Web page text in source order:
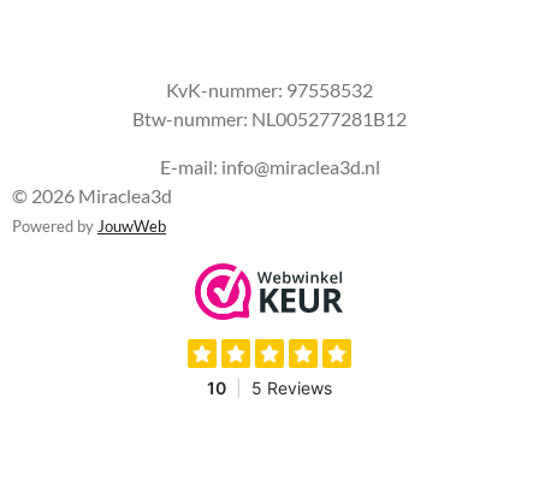
KvK-nummer: 97558532
Btw-nummer: NL005277281B12
E-mail: info@miraclea3d.nl
© 2026 Miraclea3d
Powered by JouwWeb